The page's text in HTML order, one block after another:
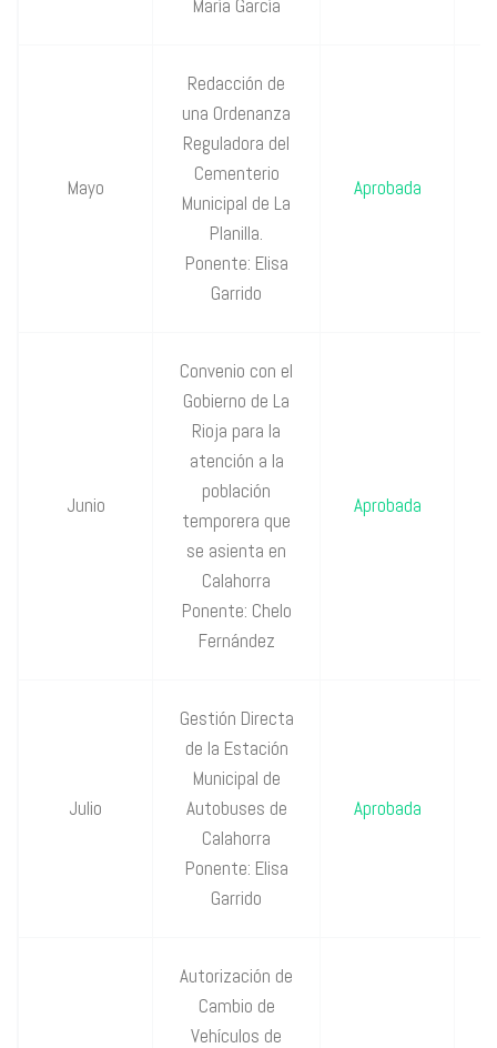
María García
Mayo
Redacción de
una Ordenanza
Reguladora del
Cementerio
Municipal de La
Planilla.
Ponente: Elisa
Garrido
Aprobada
Junio
Convenio con el
Gobierno de La
Rioja para la
atención a la
población
temporera que
se asienta en
Calahorra
Ponente: Chelo
Fernández
Aprobada
Julio
Gestión Directa
de la Estación
Municipal de
Autobuses de
Calahorra
Ponente: Elisa
Garrido
Aprobada
Autorización de
Cambio de
Vehículos de